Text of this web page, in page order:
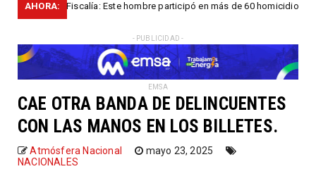
AHORA:
Fiscalía: Este hombre participó en más de 60 homicidios en...
- PUBLICIDAD -
EMSA
CAE OTRA BANDA DE DELINCUENTES
CON LAS MANOS EN LOS BILLETES.
Atmósfera Nacional
mayo 23, 2025
NACIONALES